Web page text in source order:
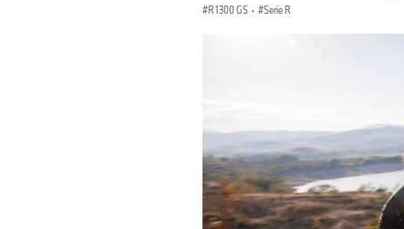
R 1300 GS · Serie R